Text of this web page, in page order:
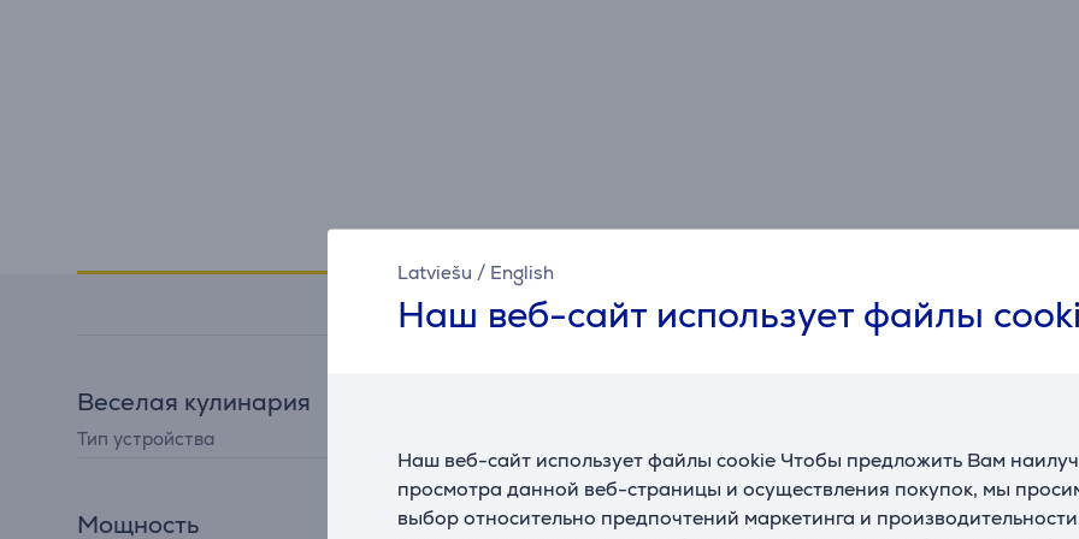
Latviešu / English
Наш веб-сайт использует файлы
Наш веб-сайт использует файлы cookie Чтобы предложить Вам
просмотра данной веб-страницы и осуществления покупок, мы
выбор относительно предпочтений маркетинга и
Спецификация
Веселая кулинария
Тип устройства
Мощность
Общий объем